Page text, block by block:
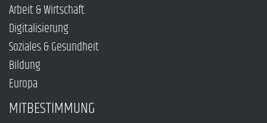
Arbeit & Wirtschaft
Digitalisierung
Soziales & Gesundheit
Bildung
Europa
MITBESTIMMUNG